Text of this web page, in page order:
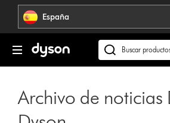
Omitir
navegación España
Buscar
en
Archivo de noticias